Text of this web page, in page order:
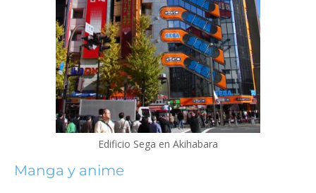
Edificio Sega en Akihabara
Manga y anime